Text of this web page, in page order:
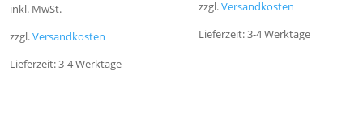
inkl. MwSt.
zzgl.Versandkosten
Lieferzeit:3-4 Werktage
zzgl.Versandkosten
Lieferzeit:3-4 Werktage